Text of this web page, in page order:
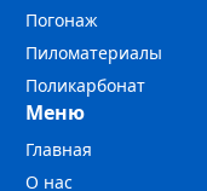
Погонаж
Пиломатериалы
Поликарбонат
Меню
Главная
О нас